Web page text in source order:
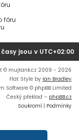
fóru
jsou v UTC+02:00
© mujtank.cz 2009 - 2026
Flat Style by Ian Bradley
Software © phpBB Limited
Český překlad – phpBB.cz
Soukromí | Podmínky